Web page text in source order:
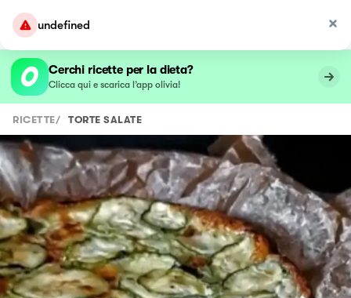
undefined
Cerchi ricette per la dieta?
Clicca qui e scarica l’app olivia!
RICETTE/ TORTE SALATE